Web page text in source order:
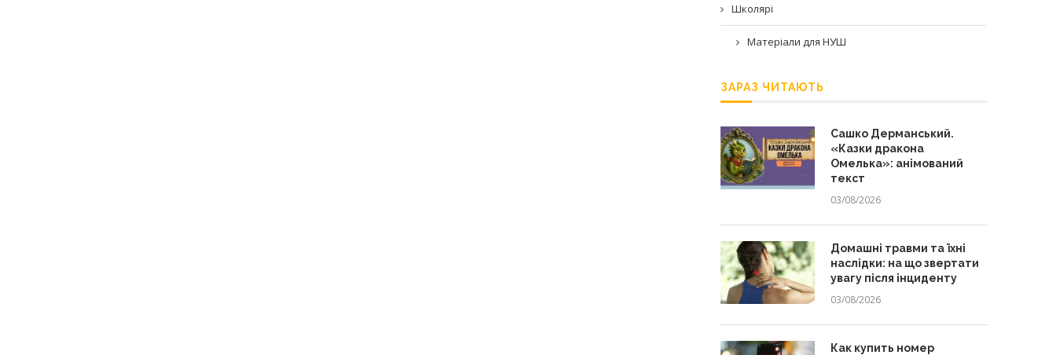
Школярі
Матеріали для НУШ
ЗАРАЗ ЧИТАЮТЬ
Сашко Дерманський.
«Казки дракона
Омелька»: анімований
текст
03/08/2026
Домашні травми та їхні
наслідки: на що звертати
увагу після інциденту
03/08/2026
Как купить номер